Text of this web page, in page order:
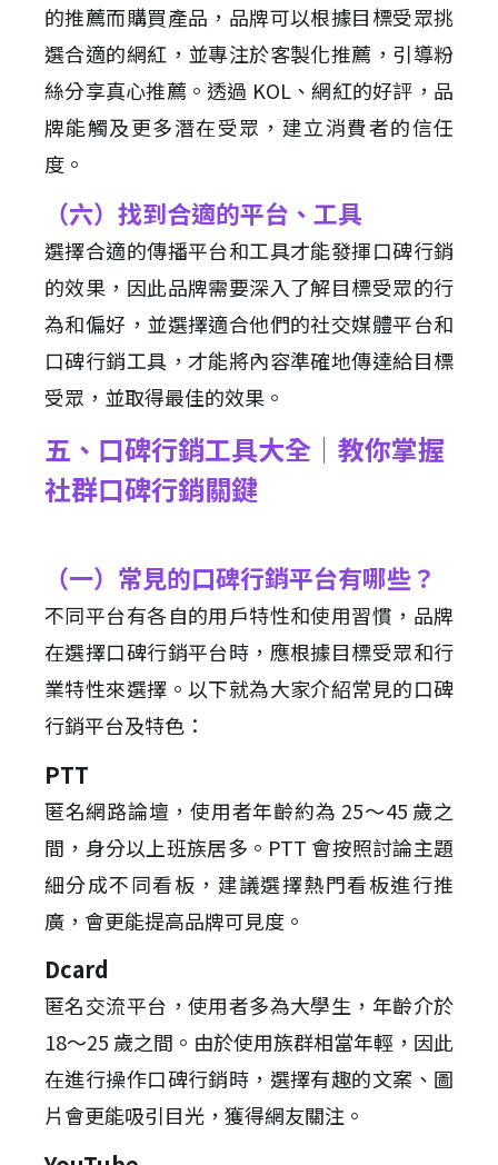
的推薦而購買產品，品牌可以根據目標受眾挑
選合適的網紅，並專注於客製化推薦，引導粉
絲分享真心推薦。透過 KOL、網紅的好評，品
牌能觸及更多潛在受眾，建立消費者的信任
度。
（六）找到合適的平台、工具
選擇合適的傳播平台和工具才能發揮口碑行銷
的效果，因此品牌需要深入了解目標受眾的行
為和偏好，並選擇適合他們的社交媒體平台和
口碑行銷工具，才能將內容準確地傳達給目標
受眾，並取得最佳的效果。
五、口碑行銷工具大全｜教你掌握
社群口碑行銷關鍵
（一）常見的口碑行銷平台有哪些？
不同平台有各自的用戶特性和使用習慣，品牌
在選擇口碑行銷平台時，應根據目標受眾和行
業特性來選擇。以下就為大家介紹常見的口碑
行銷平台及特色：
PTT
匿名網路論壇，使用者年齡約為 25～45 歲之
間，身分以上班族居多。PTT 會按照討論主題
細分成不同看板，建議選擇熱門看板進行推
廣，會更能提高品牌可見度。
Dcard
匿名交流平台，使用者多為大學生，年齡介於
18～25 歲之間。由於使用族群相當年輕，因此
在進行操作口碑行銷時，選擇有趣的文案、圖
片會更能吸引目光，獲得網友關注。